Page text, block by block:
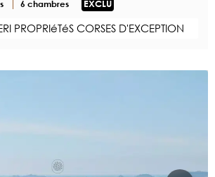
6 chambres EXCLU
PROPRIéTéS CORSES D'EXCEPTION